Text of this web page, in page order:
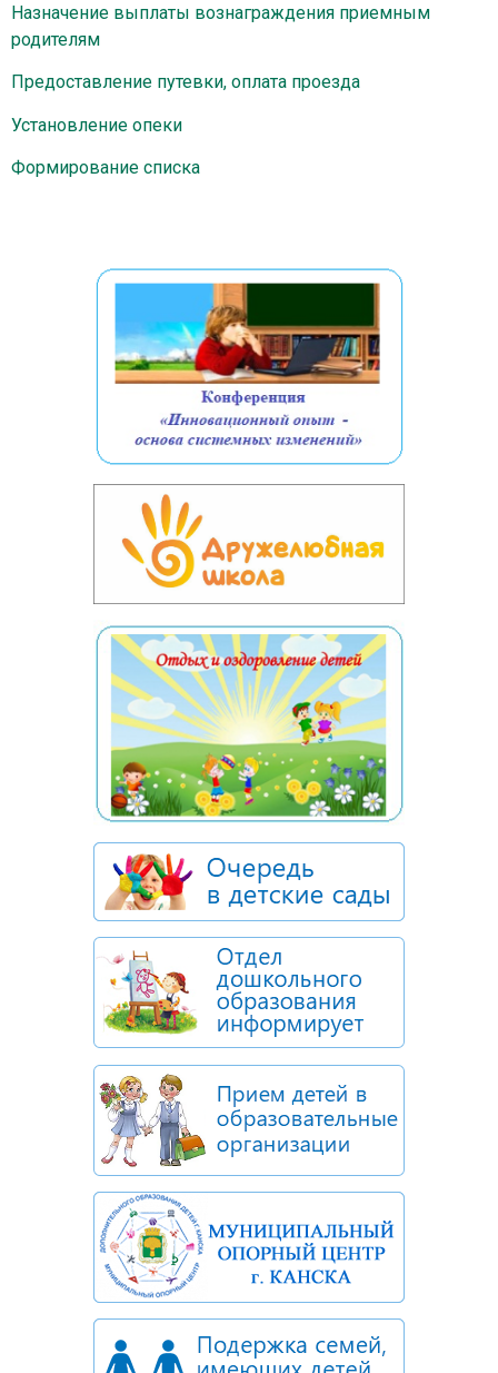
Назначение выплаты вознаграждения приемным
родителям
Предоставление путевки, оплата проезда
Установление опеки
Формирование списка